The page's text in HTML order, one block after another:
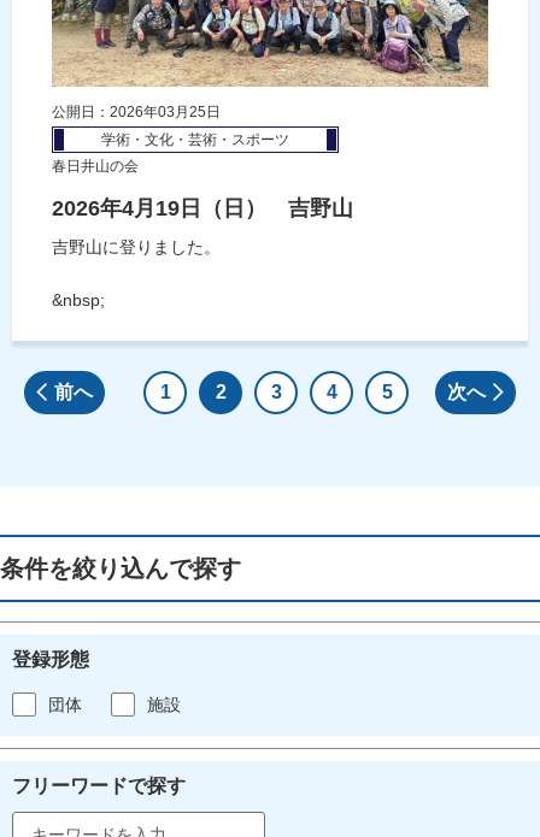
公開日：2026年03月25日
学術・文化・芸術・スポーツ
春日井山の会
2026年4月19日（日） 吉野山
吉野山に登りました。
&nbsp;
前へ 1 2 3 4 5 次へ
条件を絞り込んで探す
登録形態
団体 施設
フリーワードで探す